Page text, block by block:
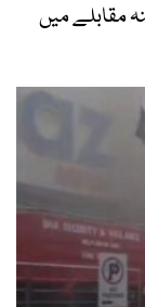
مقابلے میں